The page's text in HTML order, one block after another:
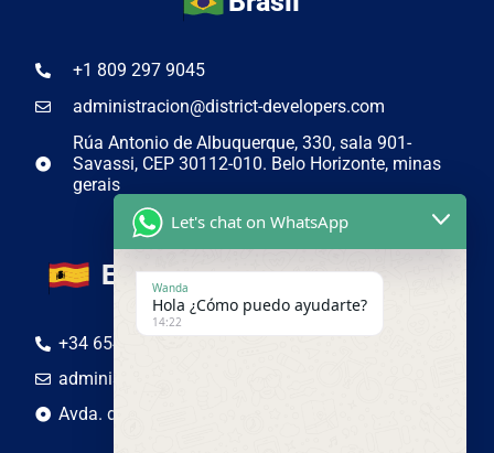
+1 809 297 9045
administracion@district-developers.com
Rúa Antonio de Albuquerque, 330, sala 901-
Savassi, CEP 30112-010. Belo Horizonte, minas
gerais
España
+34 654 50 19 44
administracion@district-developers.com
Avda. de Adolfo Suarez 4-6, Lugo, España. 27001
Let's chat on WhatsApp
Wanda
Hola ¿Cómo puedo ayudarte?
14:22